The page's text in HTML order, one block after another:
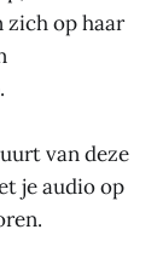
zich op haar
van deze
je audio op